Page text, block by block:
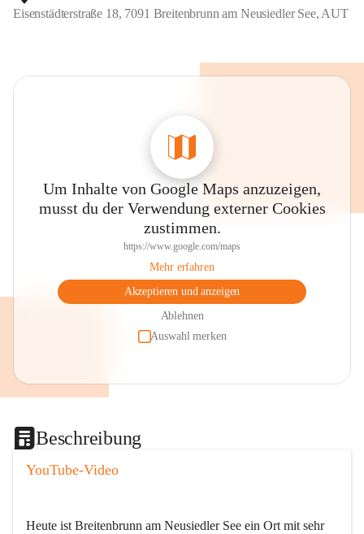
Eisenstädterstraße 18, 7091 Breitenbrunn am Neusiedler See, AUT
Um Inhalte von Google Maps anzuzeigen,
musst du der Verwendung externer Cookies
zustimmen.
https://www.google.com/maps
Mehr erfahren
Akzeptieren und anzeigen
Ablehnen
Auswahl merken
Beschreibung
YouTube-Video
Heute ist Breitenbrunn am Neusiedler See ein Ort mit sehr